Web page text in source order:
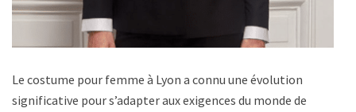
Le costume pour femme à Lyon a connu une évolution
significative pour s’adapter aux exigences du monde de